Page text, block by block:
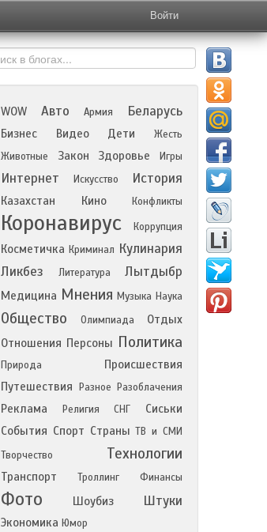
Войти
WOW Авто Армия Беларусь
Бизнес Видео Дети
Жесть
Животные
Закон Здоровье Игры
Интернет Искусство История
Казахстан Кино Конфликты
Коронавирус Коррупция
Косметичка Криминал Кулинария
Ликбез
Литература Лытдыбр
Медицина Мнения Музыка Наука
Общество Олимпиада
Отдых
Отношения Персоны Политика
Природа
Происшествия
Путешествия
Разное Разоблачения
Реклама Религия СНГ
Сиськи
События Спорт Страны ТВ и СМИ
Творчество
Технологии
Транспорт Троллинг Финансы
Фото Шоубиз Штуки
Экономика Юмор